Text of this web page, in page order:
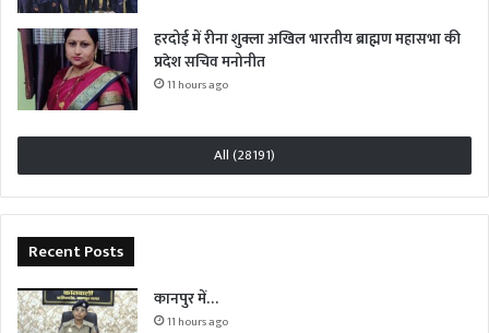
हरदोई में रीना शुक्ला अखिल भारतीय ब्राह्मण महासभा की
प्रदेश सचिव मनोनीत
11 hours ago
All (28191)
Recent Posts
कानपुर में…
11 hours ago